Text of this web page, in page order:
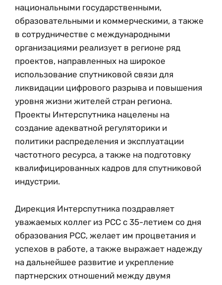
национальными государственными,
образовательными и коммерческими, а также
в сотрудничестве с международными
организациями реализует в регионе ряд
проектов, направленных на широкое
использование спутниковой связи для
ликвидации цифрового разрыва и повышения
уровня жизни жителей стран региона.
Проекты Интерспутника нацелены на
создание адекватной регуляторики и
политики распределения и эксплуатации
частотного ресурса, а также на подготовку
квалифицированных кадров для спутниковой
индустрии.
Дирекция Интерспутника поздравляет
уважаемых коллег из РСС с 35-летием со дня
образования РСС, желает им процветания и
успехов в работе, а также выражает надежду
на дальнейшее развитие и укрепление
партнерских отношений между двумя